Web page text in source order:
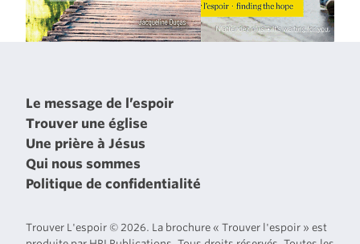
Le message de l’espoir
Trouver une église
Une prière à Jésus
Qui nous sommes
Politique de confidentialité
Trouver L'espoir © 2026. La brochure « Trouver l'espoir » est